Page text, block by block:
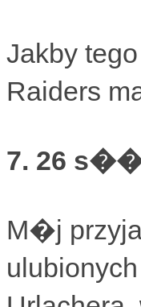
Jakby
Raiders
7. 26
M�j